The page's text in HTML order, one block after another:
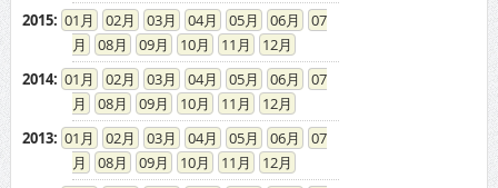
2014: 01 02 03 04 05 06
07
08
09 10 11
12
2013: 01 02 03 04 05 06
07
08
09 10 11
12
2012: 01 02 03 04 05 06
07
08
09 10 11
12